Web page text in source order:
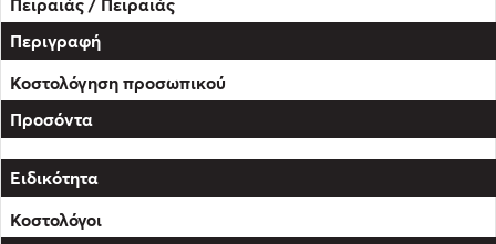
Κοστολόγηση προσωπικού
Κοστολόγοι